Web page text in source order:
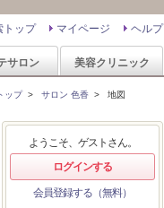
ヘルプ
マイページ
トップ
サロン 美容クリニック
ップ> サロン 色香 > 地図
ようこそ、ゲストさん。
ログインする
会員登録する（無料）